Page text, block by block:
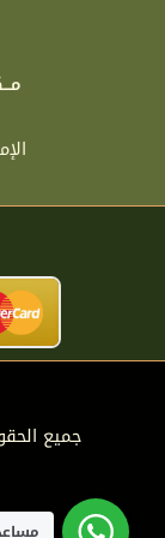
جميع الحقوق